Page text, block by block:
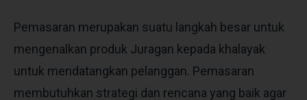
Pemasaran merupakan suatu langkah besar untuk
mengenalkan produk Juragan kepada khalayak
untuk mendatangkan pelanggan. Pemasaran
membutuhkan strategi dan rencana yang baik agar